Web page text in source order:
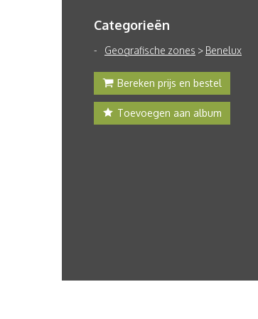
Categorieën
Geografische zones > Benelux
Bereken prijs en bestel
Toevoegen aan album